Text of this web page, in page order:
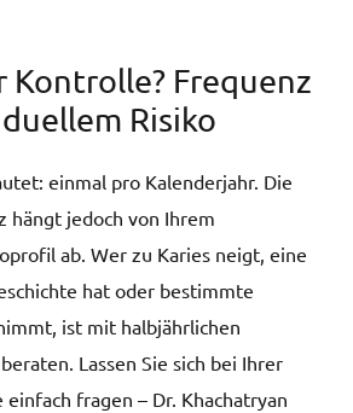
Kontrolle? Frequenz
Risiko
einmal pro Kalenderjahr. Die
hängt jedoch von Ihrem
ab. Wer zu Karies neigt, eine
hat oder bestimmte
ist mit halbjährlichen
Lassen Sie sich bei Ihrer
fragen – Dr. Khachatryan